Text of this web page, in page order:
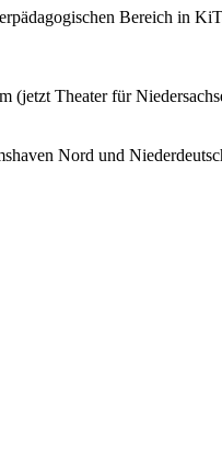
Bereich in
(jetzt Theater für
Nord und